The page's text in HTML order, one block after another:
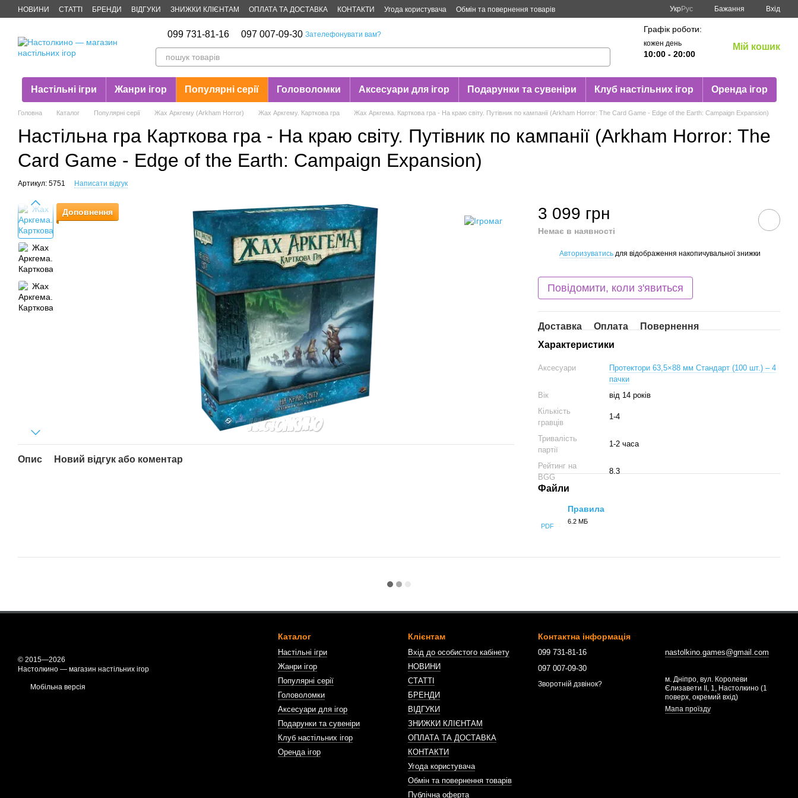
Перейти до основного контенту
НОВИНИ СТАТТІ БРЕНДИ ВІДГУКИ ЗНИЖКИ КЛІЄНТАМ ОПЛАТА ТА ДОСТАВКА КОНТАКТИ Угода користувача
Обмін та повернення товарів
УкрРус Бажання Вхід
099 731-81-16 097 007-09-30 Зателефонувати вам?
Графік роботи:
кожен день
10:00 - 20:00
Мій кошик
Настільні ігри Жанри ігор Популярні серії Головоломки Аксесуари для ігор Подарунки та сувеніри Клуб настільних ігор Оренда ігор
Головна Каталог Популярні серії Жах Аркгему (Arkham Horror) Жах Аркгему. Карткова гра Жах Аркгема. Карткова гра - На краю світу. Путівник по кампанії (Arkham Horror: The Card Game - Edge of the Earth: Campaign Expansion)
Настільна гра Карткова гра - На краю світу. Путівник по кампанії (Arkham Horror: The
Card Game - Edge of the Earth: Campaign Expansion)
Артикул: 5751 Написати відгук
Доповнення
Опис Новий відгук або коментар
3 099 грн
Немає в наявності
Авторизуватись для відображення накопичувальної знижки
Повідомити, коли з'явиться
Доставка Оплата
Повернення
Характеристики
Аксесуари
Протектори 63,5×88 мм Стандарт (100 шт.) – 4
пачки
Вік
від 14 років
Кількість
гравців
1-4
Тривалість
партії
1-2 часа
Рейтинг на
BGG
8.3
Файли
PDF
Правила
6.2 МБ
© 2015—2026
Настолкино — магазин настільних ігор
Мобільна версія
Каталог
Настільні ігри
Жанри ігор
Популярні серії
Головоломки
Аксесуари для ігор
Подарунки та сувеніри
Клуб настільних ігор
Оренда ігор
Клієнтам
Вхід до особистого кабінету
НОВИНИ
СТАТТІ
БРЕНДИ
ВІДГУКИ
ЗНИЖКИ КЛІЄНТАМ
ОПЛАТА ТА ДОСТАВКА
КОНТАКТИ
Угода користувача
Обмін та повернення товарів
Публічна оферта
Контактна інформація
099 731-81-16
097 007-09-30
Зворотній дзвінок?
nastolkino.games@gmail.com
м. Дніпро, вул. Королеви
Єлизавети ІІ, 1, Настолкино (1
поверх, окремий вхід)
Мапа проїзду